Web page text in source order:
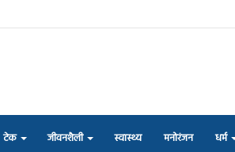
टेक जीवनशैली स्वास्थ्य मनोरंजन धर्म